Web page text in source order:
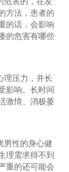
方法，患者的
的话，会影响
的危害有哪些
理压力，并长
影响。长时间
激情、消极萎
男性的身心健
理需求得不到
重的还可能会